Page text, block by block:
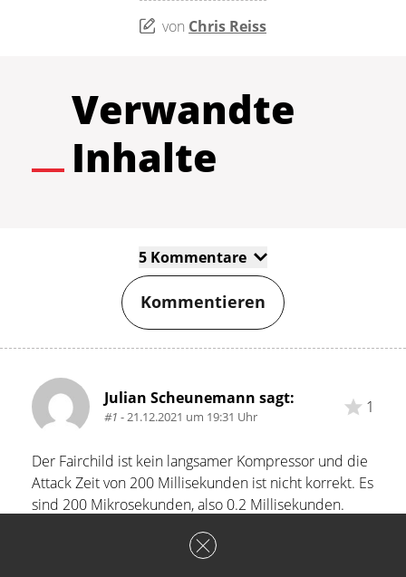
von Chris Reiss
Verwandte
Inhalte
5 Kommentare
Kommentieren
Julian Scheunemann sagt:
#1 - 21.12.2021 um 19:31 Uhr
1
Der Fairchild ist kein langsamer Kompressor und die
Attack Zeit von 200 Millisekunden ist nicht korrekt. Es
sind 200 Mikrosekunden, also 0.2 Millisekunden.
Eindämpfen von Drum-Transienten geeignet ist